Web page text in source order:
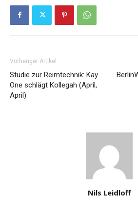
Vorheriger Artikel
Studie zur Reimtechnik: Kay
One schlägt Kollegah (April,
April)
Nils Leidloff